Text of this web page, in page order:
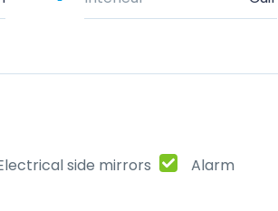
side mirrors Alarm